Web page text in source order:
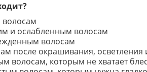
волосам
и ослабленным волосам
волосам
после окрашивания, осветления
волосам, которым не хватает